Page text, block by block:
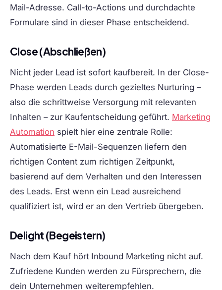
Mail-Adresse. Call-to-Actions und durchdachte
Formulare sind in dieser Phase entscheidend.
Close (Abschließen)
Nicht jeder Lead ist sofort kaufbereit. In der Close-
Phase werden Leads durch gezieltes Nurturing –
also die schrittweise Versorgung mit relevanten
Inhalten – zur Kaufentscheidung geführt. Marketing
Automation spielt hier eine zentrale Rolle:
Automatisierte E-Mail-Sequenzen liefern den
richtigen Content zum richtigen Zeitpunkt,
basierend auf dem Verhalten und den Interessen
des Leads. Erst wenn ein Lead ausreichend
qualifiziert ist, wird er an den Vertrieb übergeben.
Delight (Begeistern)
Nach dem Kauf hört Inbound Marketing nicht auf.
Zufriedene Kunden werden zu Fürsprechern, die
dein Unternehmen weiterempfehlen.